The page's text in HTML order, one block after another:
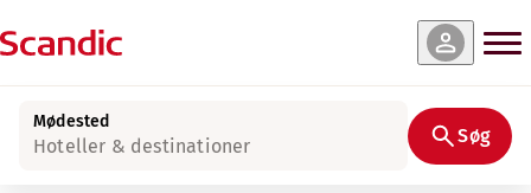
Mødested
Hoteller & destinationer Søg